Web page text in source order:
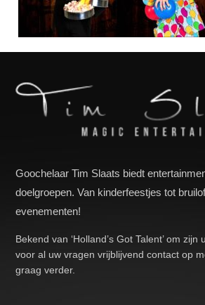
Goochelaar Tim Slaats biedt
doelgroepen. Van kinderfeestjes tot
evenementen!
Bekend van ‘Holland’s Got Talent’ om
voor al uw vragen vrijblijvend contact op
graag verder.